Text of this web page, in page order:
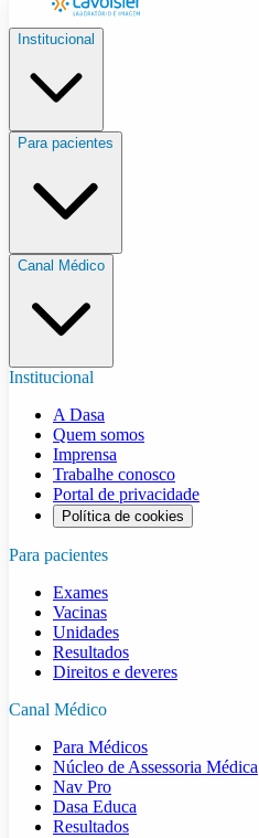
Institucional
Para pacientes
Canal Médico
Institucional
A Dasa
Quem somos
Imprensa
Trabalhe conosco
Portal de privacidade
Política de cookies
Para pacientes
Exames
Vacinas
Unidades
Resultados
Direitos e deveres
Canal Médico
Para Médicos
Núcleo de Assessoria Médica
Nav Pro
Dasa Educa
Resultados